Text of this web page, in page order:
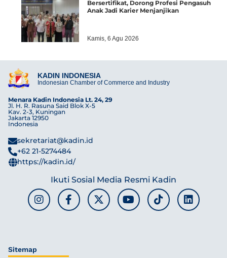
Bersertifikat, Dorong Profesi Pengasuh
Anak Jadi Karier Menjanjikan
Kamis, 6 Agu 2026
KADIN INDONESIA
Indonesian Chamber of Commerce and Industry
Menara Kadin Indonesia Lt. 24, 29
Jl. H. R. Rasuna Said Blok X-5
Kav. 2-3, Kuningan
Jakarta 12950
Indonesia
sekretariat@kadin.id
+62 21-5274484
https://kadin.id/
Ikuti Sosial Media Resmi Kadin
Sitemap